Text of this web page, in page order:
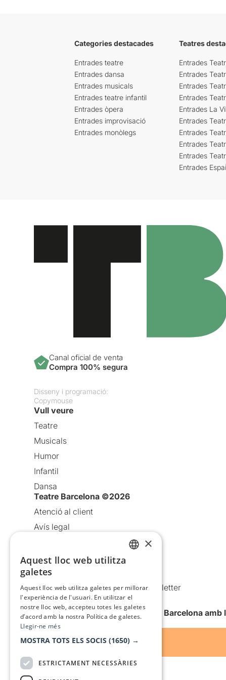
Categories destacades
Entrades teatre
Entrades dansa
Entrades musicals
Entrades teatre infantil
Entrades òpera
Entrades improvisació
Entrades monòlegs
Teatres
Entrades
Entrades
Entrades
Entrades
Entrades La
Entrades
Entrades
Entrades
Entrades
Entrades
Canal oficial de venta
Compra 100% segura
Disseny i programació:
Copymouse
Vull veure
Teatre
Musicals
Humor
Infantil
Dansa
Teatre Barcelona ©2026
Atenció al client
Avís legal
Política de cookies
Condicions d’ús
Comunicacions comercials i Newsletter
Anuncia’t
Vull rebre la newsletter de Teatre Barcelona
×
Aquest lloc web utilitza
galetes
Aquest lloc web utilitza galetes per millorar
l'experiència de l'usuari. En utilitzar el
nostre lloc web, accepteu totes les galetes
d’acord amb la nostra Política de galetes.
Llegir-ne més
MOSTRA TOTS ELS SOCIS (1650) →
ESTRICTAMENT NECESSÀRIES